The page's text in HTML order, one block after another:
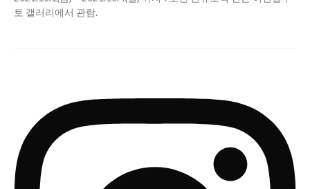
토 갤러리에서 관람.